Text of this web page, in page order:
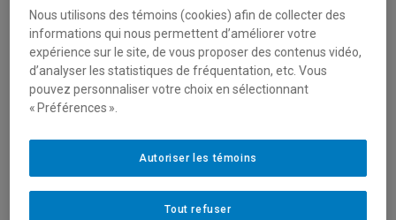
Besoin d’aide? Emprunter un document
Informations
Prêt de documents
Nous utilisons des témoins (cookies) afin de collecter des
informations qui nous permettent d’améliorer votre
expérience sur le site, de vous proposer des contenus vidéo,
d’analyser les statistiques de fréquentation, etc. Vous
pouvez personnaliser votre choix en sélectionnant
« Préférences ».
Tout refuser
Autoriser les témoins